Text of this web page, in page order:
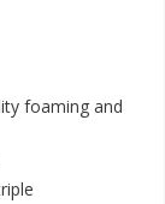
foaming and